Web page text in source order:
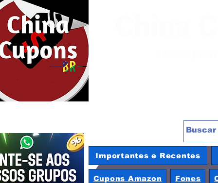
China
Importantes e Recentes
Cupons Amazon Fones